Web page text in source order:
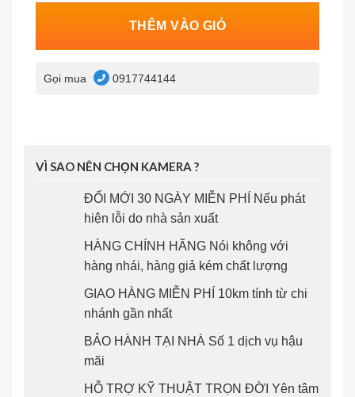
THÊM VÀO GIỎ
Gọi mua 0917744144
VÌ SAO NÊN CHỌN KAMERA ?
ĐỔI MỚI 30 NGÀY MIỄN PHÍ Nếu phát
hiện lỗi do nhà sản xuất
HÀNG CHÍNH HÃNG Nói không với
hàng nhái, hàng giả kém chất lượng
GIAO HÀNG MIỄN PHÍ 10km tính từ chi
nhánh gần nhất
BẢO HÀNH TẠI NHÀ Số 1 dịch vụ hậu
mãi
HỖ TRỢ KỸ THUẬT TRỌN ĐỜI Yên tâm